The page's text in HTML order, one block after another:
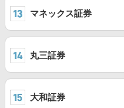
マネックス証券
丸三証券
大和証券